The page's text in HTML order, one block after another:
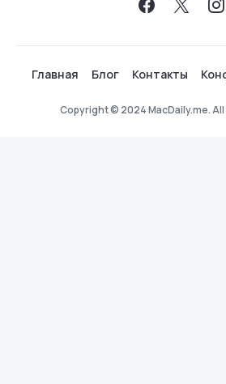
Главная Блог Контакты
Copyright © 2024 MacDaily.me.